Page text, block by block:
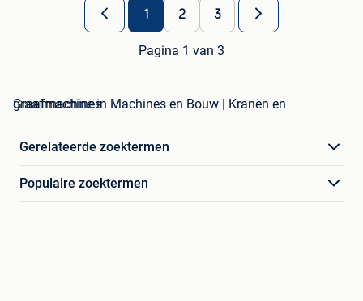
1 2 3
Pagina 1 van 3
graafmachine in Machines en Bouw | Kranen en Graafmachines
Gerelateerde zoektermen
Populaire zoektermen